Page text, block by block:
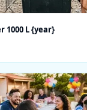
1000 L {year}